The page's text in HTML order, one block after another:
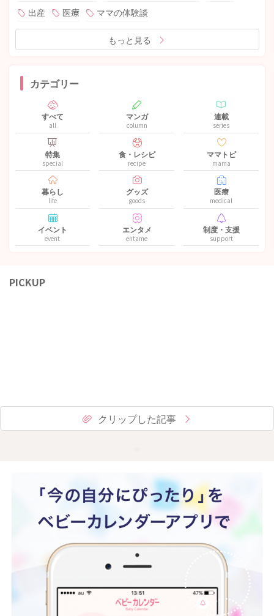
出産
医療 ママの体験談
もっと見る
カテゴリー
すべて
all
マンガ
column
連載
series
特集
special
食・レシピ
recipe
ママトピ
mama
暮らし
life
グッズ
goods
医療
medical
イベント
event
エンタメ
entame
制度・支援
support
PICKUP
クリップした記事